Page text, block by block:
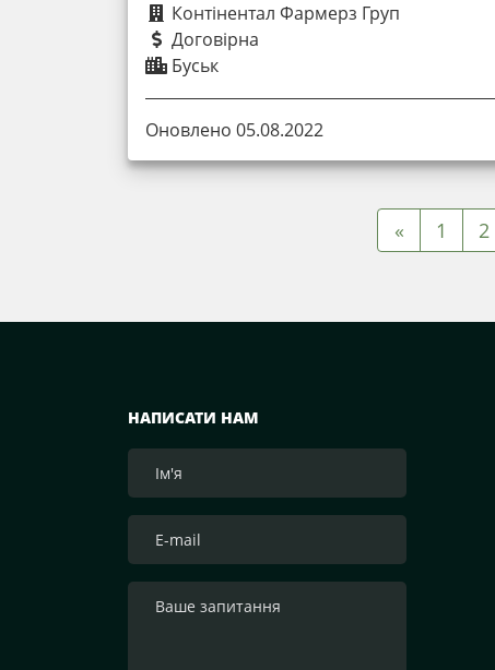
Контінентал Фармерз Груп
Договірна
Буськ
Оновлено 05.08.2022
« 1 2
НАПИСАТИ НАМ